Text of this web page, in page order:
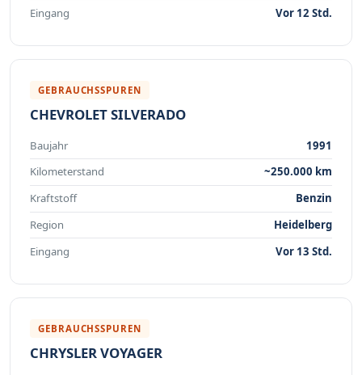
Eingang
Vor 12 Std.
GEBRAUCHSSPUREN
CHEVROLET SILVERADO
Baujahr
1991
Kilometerstand
~250.000 km
Kraftstoff
Benzin
Region
Heidelberg
Eingang
Vor 13 Std.
GEBRAUCHSSPUREN
CHRYSLER VOYAGER